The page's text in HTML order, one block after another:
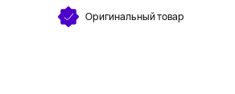
Оригинальный товар